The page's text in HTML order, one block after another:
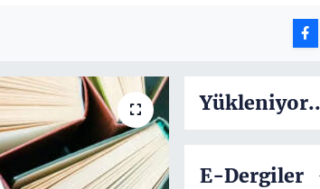
E-Dergiler